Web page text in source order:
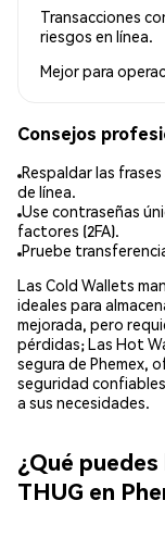
Transacciones
riesgos en línea.
Mejor para
Consejos
Respaldar las
de línea.
Use contraseñas
factores (2FA).
Pruebe
Las Cold Wallets
ideales para
mejorada, pero
pérdidas; Las Hot
segura de Phemex,
seguridad
a sus necesidades.
¿Qué
THUG en